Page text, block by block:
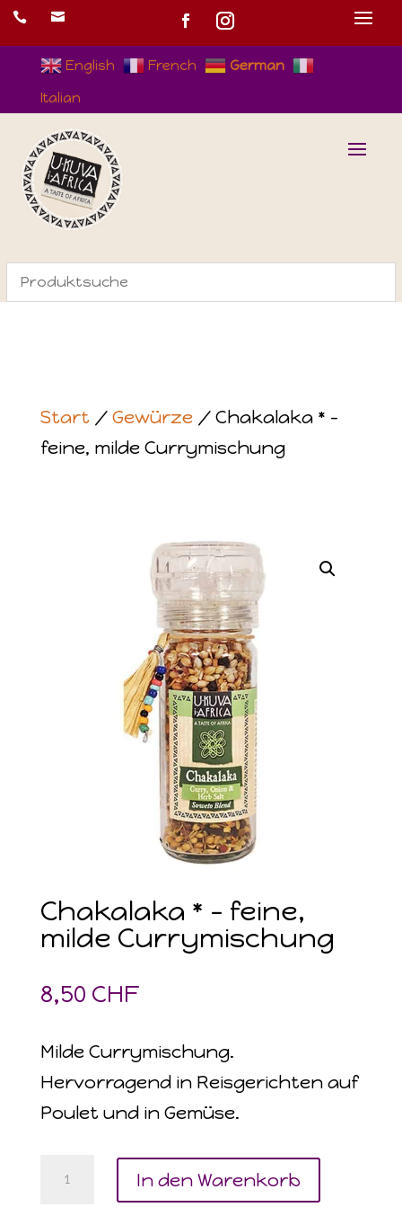
 
English French
German
Italian
Start / Gewürze/ Chakalaka * –
feine, milde Currymischung
Chakalaka * – feine,
milde Currymischung
8,50 CHF
Milde Currymischung.
Hervorragend in Reisgerichten auf
Poulet und in Gemüse.
Chakalaka In den Warenkorb